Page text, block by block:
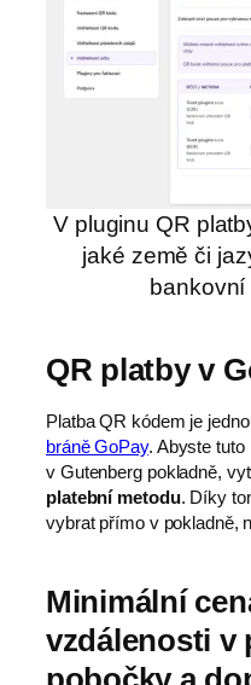
V pluginu QR
jaké země či
bankovní
QR platby v
Platba QR kódem je
bráně GoPay. Abyste
v Gutenberg pokladně,
platební metodu. Díky
vybrat přímo v pokladně,
Minimální
vzdálenosti v